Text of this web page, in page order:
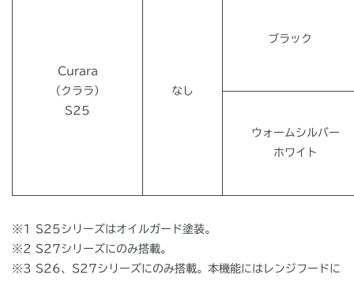
Curara
（クララ）
S25
なし
ブラック
ウォームシルバー
ホワイト
※1 S25シリーズはオイルガード塗装。
※2 S27シリーズにのみ搭載。
※3 S26、 S27シリーズにのみ搭載。本機能にはレンジフードに